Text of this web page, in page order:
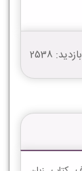
بازدید: 2538